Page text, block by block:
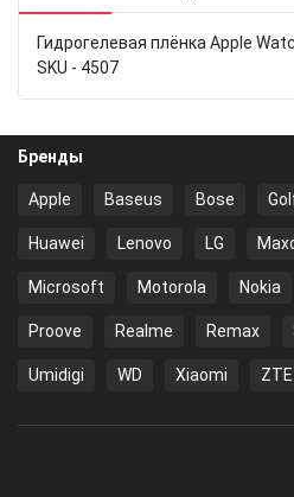
Гидрогелевая плёнка Apple
SKU - 4507
Бренды
Apple Baseus Bose
Huawei Lenovo LG
Microsoft Motorola Nokia
Proove Realme Remax
Umidigi WD Xiaomi ZTE